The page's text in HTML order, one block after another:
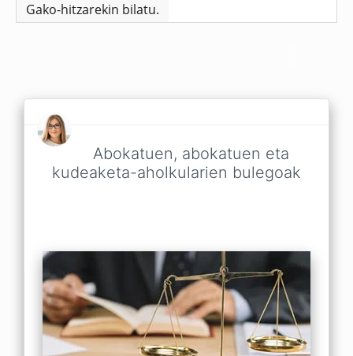
Gako-hitzarekin bilatu.
Abokatuen, abokatuen eta
kudeaketa-aholkularien bulegoak